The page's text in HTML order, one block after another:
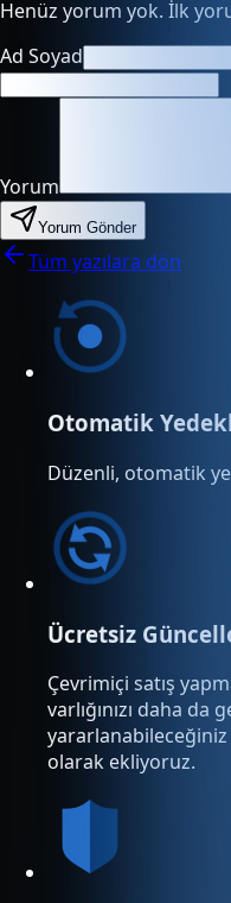
Henüz yorum yok. İlk
Ad Soyad
Yorum
Yorum Gönder
Tüm yazılara dön
Otomatik
Düzenli, otomatik
Ücretsiz
Çevrimiçi satış
varlığınızı daha da
olarak ekliyoruz.